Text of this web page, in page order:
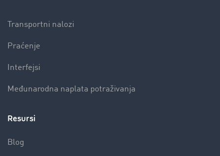
Transportni nalozi
Praćenje
Interfejsi
Međunarodna naplata potraživanja
Resursi
Blog